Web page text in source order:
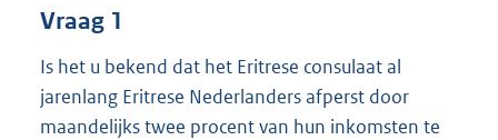
b
Vraag 1
Is het u bekend dat het Eritrese consulaat al
jarenlang Eritrese Nederlanders afperst door
maandelijks twee procent van hun inkomsten te